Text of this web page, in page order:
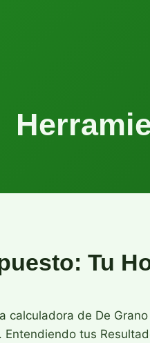
Tu
de De
tus